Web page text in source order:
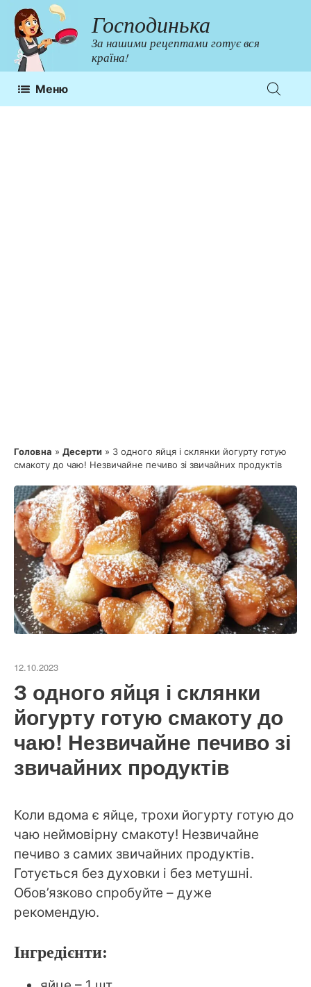
Перейти
до
контенту
Господинька
За нашими рецептами готує вся
країна!
Меню
Головна » Десерти » З одного яйця і склянки йогурту готую
смакоту до чаю! Незвичайне печиво зі звичайних продуктів
12.10.2023
З одного яйця і склянки
йогурту готую смакоту до
чаю! Незвичайне печиво зі
звичайних продуктів
Коли вдома є яйце, трохи йогурту готую до
чаю неймовірну смакоту! Незвичайне
печиво з самих звичайних продуктів.
Готується без духовки і без метушні.
Обов’язково спробуйте – дуже
рекомендую.
Інгредієнти: